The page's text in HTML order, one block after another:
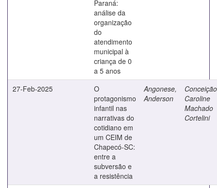
Paraná:
análise da
organização
do
atendimento
municipal à
criança de 0
a 5 anos
27-Feb-2025
O
protagonismo
infantil nas
narrativas do
cotidiano em
um CEIM de
Chapecó-SC:
entre a
subversão e
a resistência
Angonese,
Anderson
Caroline
Machado
Cortelini